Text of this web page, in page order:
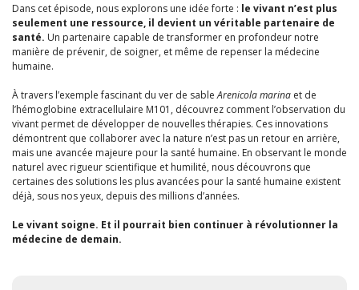
Dans cet épisode, nous explorons une idée forte : le vivant n’est plus
seulement une ressource, il devient un véritable partenaire de
santé. Un partenaire capable de transformer en profondeur notre
manière de prévenir, de soigner, et même de repenser la médecine
humaine.
À travers l’exemple fascinant du ver de sableArenicola marina et de
l’hémoglobine extracellulaire M101, découvrez comment l’observation du
vivant permet de développer de nouvelles thérapies. Ces innovations
démontrent que collaborer avec la nature n’est pas un retour en arrière,
mais une avancée majeure pour la santé humaine. En observant le monde
naturel avec rigueur scientifique et humilité, nous découvrons que
certaines des solutions les plus avancées pour la santé humaine existent
déjà, sous nos yeux, depuis des millions d’années.
Le vivant soigne. Et il pourrait bien continuer à révolutionner la
médecine de demain.